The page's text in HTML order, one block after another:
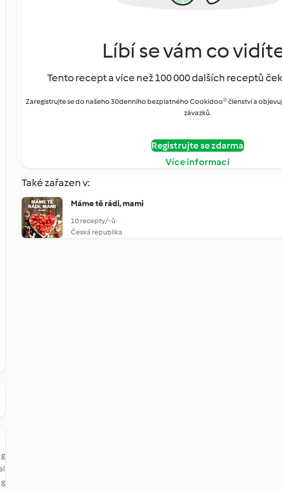
Líbí se vám co
Tento recept a více než 100 000 dalších receptů
Zaregistrujte se do našeho 30denního bezplatného Cookidoo® členství a
závazků.
Registrujte se zdarma
Více informací
Také zařazen v:
Máme tě rádi, mami
10 recepty/-ů
Česká republika